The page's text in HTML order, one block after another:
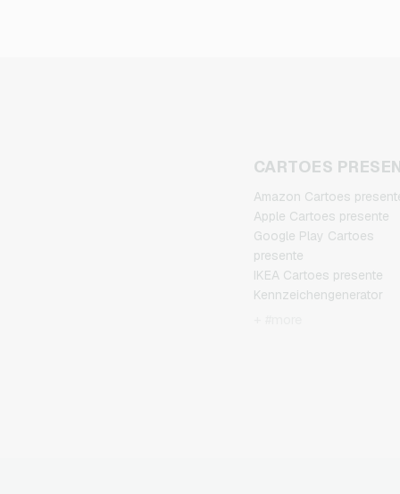
CARTOES
Amazon Cartoes
Apple Cartoes presente
Google Play Cartoes
presente
IKEA Cartoes presente
Kennzeichengenerator